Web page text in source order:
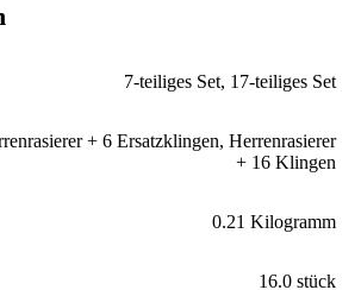
7-teiliges Set, 17-teiliges Set
+ 6 Ersatzklingen, Herrenrasierer
+ 16 Klingen
‎0.21 Kilogramm
‎16.0 stück